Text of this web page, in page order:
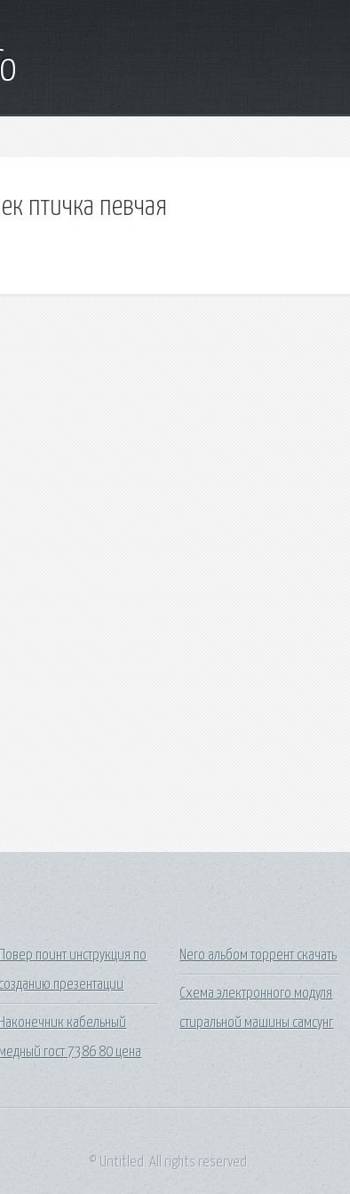
птичка певчая
Повер поинт инструкция по
созданию презентации
Наконечник кабельный
медный гост 7386 80 цена
Nero альбом торрент скачать
Схема электронного модуля
стиральной машины самсунг
© Untitled. All rights reserved.